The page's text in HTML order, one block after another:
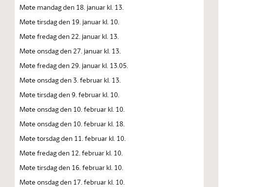
Møte mandag den 18. januar kl. 13.
Møte tirsdag den 19. januar kl. 10.
Møte fredag den 22. januar kl. 13.
Møte onsdag den 27. januar kl. 13.
Møte fredag den 29. januar kl. 13.05.
Møte onsdag den 3. februar kl. 13.
Møte tirsdag den 9. februar kl. 10.
Møte onsdag den 10. februar kl. 10.
Møte onsdag den 10. februar kl. 18.
Møte torsdag den 11. februar kl. 10.
Møte fredag den 12. februar kl. 10.
Møte tirsdag den 16. februar kl. 10.
Møte onsdag den 17. februar kl. 10.